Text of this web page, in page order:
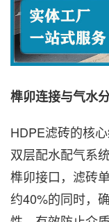
榫卯连接与气水
HDPE滤砖的核
双层配水配气系
榫卯接口，滤砖
约40%的同时，